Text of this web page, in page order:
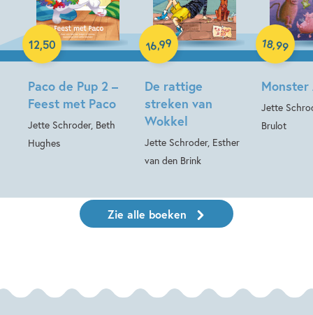
Paco de Pup 2 –
Feest met Paco
Jette Schroder, Beth
Hughes
12,50
Paperback
De rattige
streken van
Wokkel
Jette Schroder, Esther
van den Brink
16,99
Hardcover
Monster
Jette
Brulot
18,99
Hardcover
Zie alle boeken